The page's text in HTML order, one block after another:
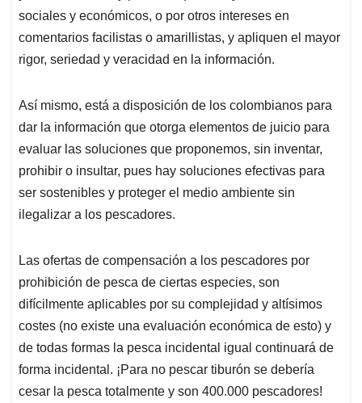
sociales y económicos, o por otros intereses en
comentarios facilistas o amarillistas, y apliquen el mayor
rigor, seriedad y veracidad en la información.
Así mismo, está a disposición de los colombianos para
dar la información que otorga elementos de juicio para
evaluar las soluciones que proponemos, sin inventar,
prohibir o insultar, pues hay soluciones efectivas para
ser sostenibles y proteger el medio ambiente sin
ilegalizar a los pescadores.
Las ofertas de compensación a los pescadores por
prohibición de pesca de ciertas especies, son
difícilmente aplicables por su complejidad y altísimos
costes (no existe una evaluación económica de esto) y
de todas formas la pesca incidental igual continuará de
forma incidental. ¡Para no pescar tiburón se debería
cesar la pesca totalmente y son 400.000 pescadores!